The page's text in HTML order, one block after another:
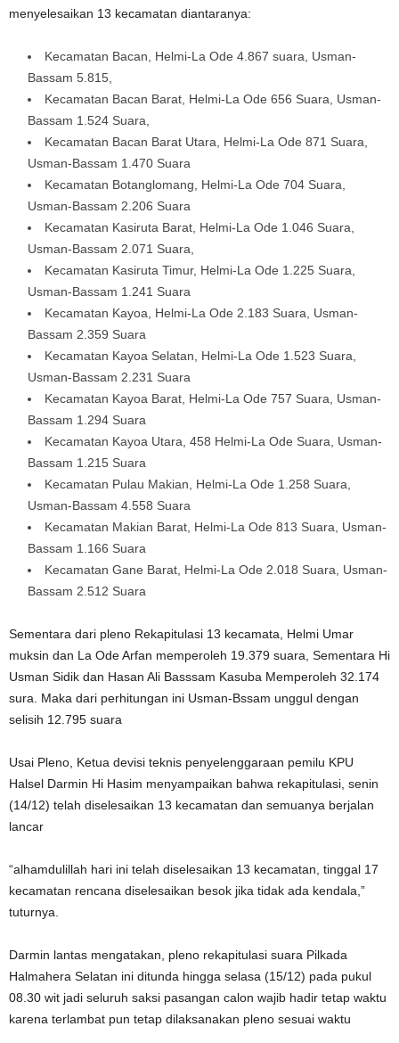
menyelesaikan 13 kecamatan diantaranya:
Kecamatan Bacan, Helmi-La Ode 4.867 suara, Usman-
Bassam 5.815,
Kecamatan Bacan Barat, Helmi-La Ode 656 Suara, Usman-
Bassam 1.524 Suara,
Kecamatan Bacan Barat Utara, Helmi-La Ode 871 Suara,
Usman-Bassam 1.470 Suara
Kecamatan Botanglomang, Helmi-La Ode 704 Suara,
Usman-Bassam 2.206 Suara
Kecamatan Kasiruta Barat, Helmi-La Ode 1.046 Suara,
Usman-Bassam 2.071 Suara,
Kecamatan Kasiruta Timur, Helmi-La Ode 1.225 Suara,
Usman-Bassam 1.241 Suara
Kecamatan Kayoa, Helmi-La Ode 2.183 Suara, Usman-
Bassam 2.359 Suara
Kecamatan Kayoa Selatan, Helmi-La Ode 1.523 Suara,
Usman-Bassam 2.231 Suara
Kecamatan Kayoa Barat, Helmi-La Ode 757 Suara, Usman-
Bassam 1.294 Suara
Kecamatan Kayoa Utara, 458 Helmi-La Ode Suara, Usman-
Bassam 1.215 Suara
Kecamatan Pulau Makian, Helmi-La Ode 1.258 Suara,
Usman-Bassam 4.558 Suara
Kecamatan Makian Barat, Helmi-La Ode 813 Suara, Usman-
Bassam 1.166 Suara
Kecamatan Gane Barat, Helmi-La Ode 2.018 Suara, Usman-
Bassam 2.512 Suara
Sementara dari pleno Rekapitulasi 13 kecamata, Helmi Umar
muksin dan La Ode Arfan memperoleh 19.379 suara, Sementara Hi
Usman Sidik dan Hasan Ali Basssam Kasuba Memperoleh 32.174
sura. Maka dari perhitungan ini Usman-Bssam unggul dengan
selisih 12.795 suara
Usai Pleno, Ketua devisi teknis penyelenggaraan pemilu KPU
Halsel Darmin Hi Hasim menyampaikan bahwa rekapitulasi, senin
(14/12) telah diselesaikan 13 kecamatan dan semuanya berjalan
lancar
“alhamdulillah hari ini telah diselesaikan 13 kecamatan, tinggal 17
kecamatan rencana diselesaikan besok jika tidak ada kendala,”
tuturnya.
Darmin lantas mengatakan, pleno rekapitulasi suara Pilkada
Halmahera Selatan ini ditunda hingga selasa (15/12) pada pukul
08.30 wit jadi seluruh saksi pasangan calon wajib hadir tetap waktu
karena terlambat pun tetap dilaksanakan pleno sesuai waktu